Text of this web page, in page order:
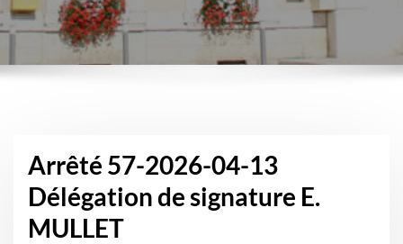
Arrêté 57-2026-04-13
Délégation de signature E.
MULLET